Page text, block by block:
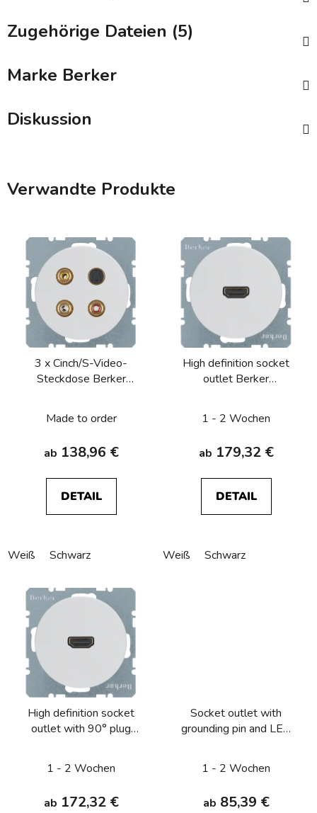
Zugehörige Dateien (5)
Marke Berker
Diskussion
Verwandte Produkte
3 x Cinch/S-Video-
Steckdose Berker
Made to order
ab 138,96 €
DETAIL
Weiß Schwarz
High definition socket
outlet Berker
1 - 2 Wochen
ab 179,32 €
DETAIL
Weiß Schwarz
High definition socket
outlet with 90° plug
1 - 2 Wochen
ab 172,32 €
Socket outlet with
grounding pin and LED
1 - 2 Wochen
ab 85,39 €